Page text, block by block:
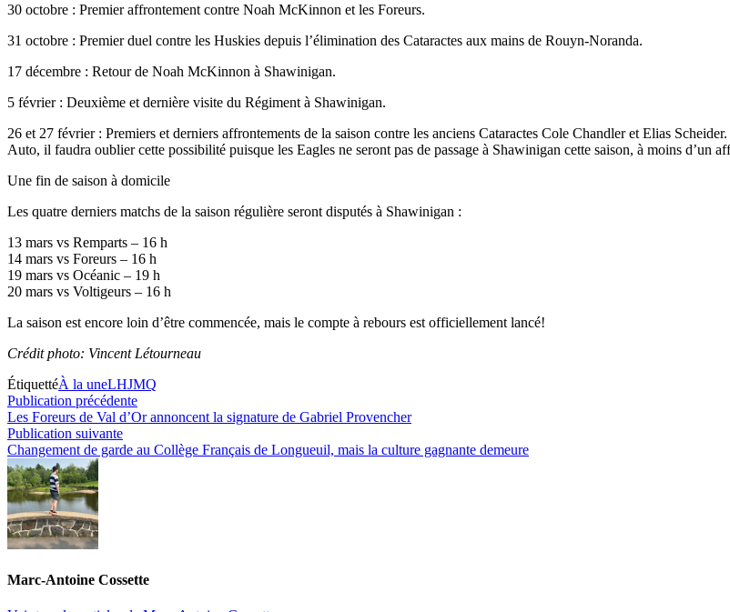
30 octobre : Premier affrontement contre Noah McKinnon et les Foreurs.
31 octobre : Premier duel contre les Huskies depuis l’élimination des Cataractes aux mains de Rouyn-Noranda.
17 décembre : Retour de Noah McKinnon à Shawinigan.
5 février : Deuxième et dernière visite du Régiment à Shawinigan.
26 et 27 février : Premiers et derniers affrontements de la saison contre les anciens Cataractes Cole Chandler et Elias
Auto, il faudra oublier cette possibilité puisque les Eagles ne seront pas de passage à Shawinigan cette saison, à moins d’un
Une fin de saison à domicile
Les quatre derniers matchs de la saison régulière seront disputés à Shawinigan :
13 mars vs Remparts – 16 h
14 mars vs Foreurs – 16 h
19 mars vs Océanic – 19 h
20 mars vs Voltigeurs – 16 h
La saison est encore loin d’être commencée, mais le compte à rebours est officiellement lancé!
Crédit photo: Vincent Létourneau
ÉtiquettéÀ la uneLHJMQ
Navigation
de
l’article
Publication précédentePublication
précédente :
Les Foreurs de Val d’Or annoncent la signature de Gabriel Provencher
Publication suivantePublication
suivante :
Changement de garde au Collège Français de Longueuil, mais la culture gagnante demeure
Marc-Antoine Cossette